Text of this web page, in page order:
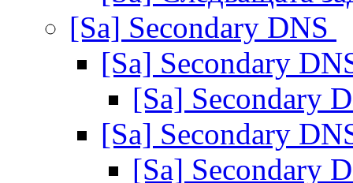
[Sa] Secondary DNS
[Sa] Secondary
[Sa] Secondary
[Sa] Secondary
[Sa] Secondary